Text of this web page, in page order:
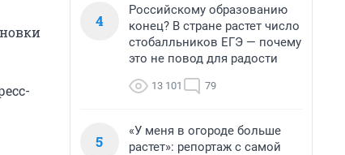
4
Российскому образованию
конец? В стране растет число
стобалльников ЕГЭ — почему
это не повод для радости
13 101 79
5
«У меня в огороде больше
растет»: репортаж с самой